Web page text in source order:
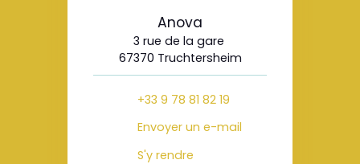
Anova
3 rue de la gare
67370 Truchtersheim
+33 9 78 81 82 19
Envoyer un e-mail
S'y rendre